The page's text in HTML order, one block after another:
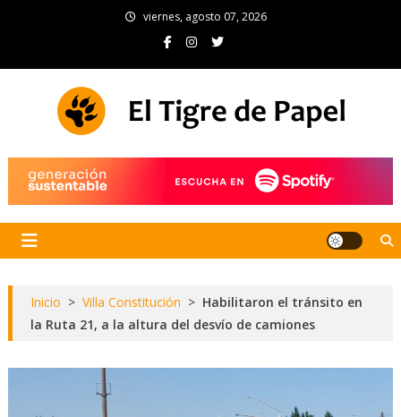
viernes, agosto 07, 2026
Inicio > Villa Constitución > Habilitaron el tránsito en
la Ruta 21, a la altura del desvío de camiones